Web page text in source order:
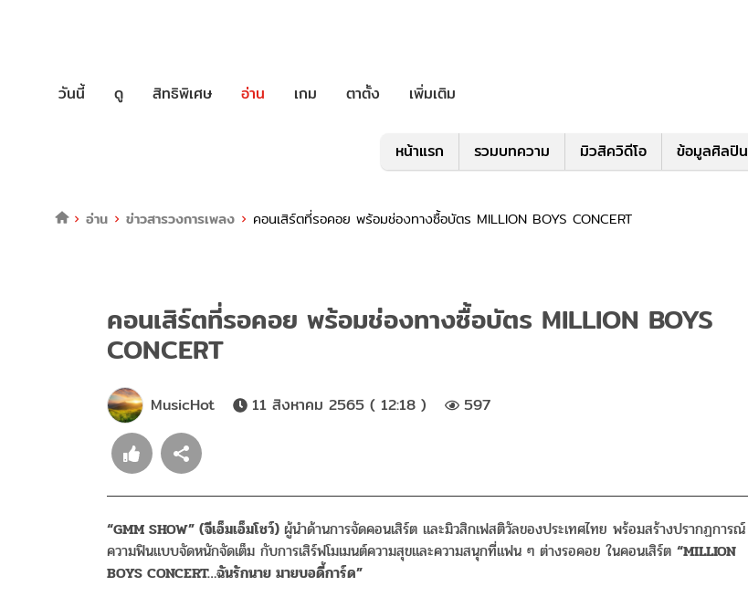
วันนี้ ดู สิทธิพิเศษ อ่าน เกม ตาตั้ง เพิ่มเติม
หน้าแรก รวมบทความ มิวสิควิดีโอ ข้อมูลศิลปิน
อ่าน ข่าวสารวงการเพลง คอนเสิร์ตที่รอคอย พร้อมช่องทางซื้อบัตร MILLION BOYS CONCERT
คอนเสิร์ตที่รอคอย พร้อมช่องทางซื้อบัตร MILLION BOYS
CONCERT
MusicHot 11 สิงหาคม 2565 ( 12:18 ) 597
“GMM SHOW” (จีเอ็มเอ็มโชว์) ผู้นำด้านการจัดคอนเสิร์ต และมิวสิกเฟสติวัลของประเทศไทย พร้อมสร้างปรากฏการณ์
ความฟินแบบจัดหนักจัดเต็ม กับการเสิร์ฟโมเมนต์ความสุขและความสนุกที่แฟน ๆ ต่างรอคอย ในคอนเสิร์ต “MILLION
BOYS CONCERT…ฉันรักนาย มายบอดี้การ์ด”